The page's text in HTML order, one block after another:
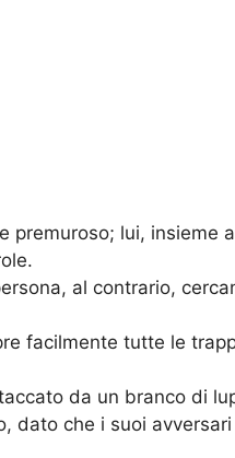
premuroso; lui, insieme
al contrario,
facilmente tutte le
da un branco di
dato che i suoi